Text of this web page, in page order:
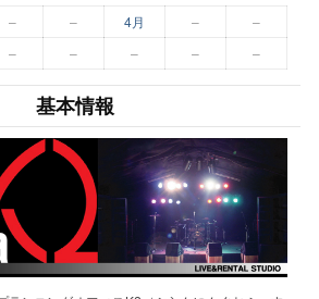
– – 4月 –
–
– – – – –
基本情報